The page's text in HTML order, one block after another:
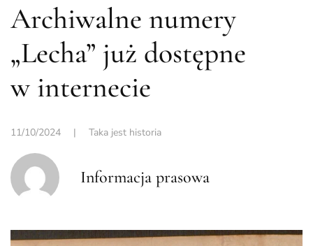
Archiwalne numery
„Lecha” już dostępne
w internecie
11/10/2024 | Taka jest historia
Informacja prasowa